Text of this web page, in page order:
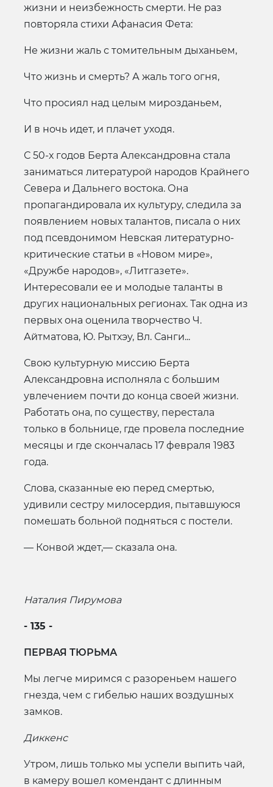
жизни и неизбежность смерти. Не раз
повторяла стихи Афанасия Фета:
Не жизни жаль с томительным дыханьем,
Что жизнь и смерть? А жаль того огня,
Что просиял над целым мирозданьем,
И в ночь идет, и плачет уходя.
С 50-х годов Берта Александровна стала
заниматься литературой народов Крайнего
Севера и Дальнего востока. Она
пропагандировала их культуру, следила за
появлением новых талантов, писала о них
под псевдонимом Невская литературно-
критические статьи в «Новом мире»,
«Дружбе народов», «Литгазете».
Интересовали ее и молодые таланты в
других национальных регионах. Так одна из
первых она оценила творчество Ч.
Айтматова, Ю. Рытхэу, Вл. Санги...
Свою культурную миссию Берта
Александровна исполняла с большим
увлечением почти до конца своей жизни.
Работать она, по существу, перестала
только в больнице, где провела последние
месяцы и где скончалась 17 февраля 1983
года.
Слова, сказанные ею перед смертью,
удивили сестру милосердия, пытавшуюся
помешать больной подняться с постели.
— Конвой ждет,— сказала она.
Наталия Пирумова
- 135 -
ПЕРВАЯ ТЮРЬМА
Мы легче миримся с разореньем нашего
гнезда, чем с гибелью наших воздушных
замков.
Диккенс
Утром, лишь только мы успели выпить чай,
в камеру вошел комендант с длинным